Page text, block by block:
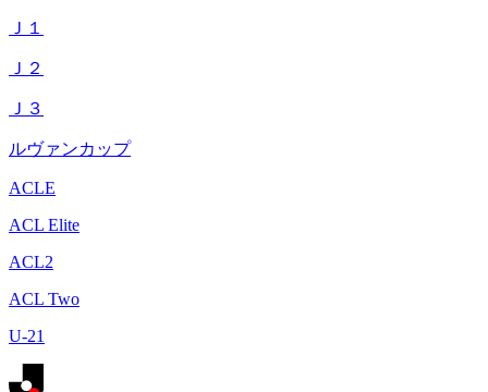
Ｊ１
Ｊ２
Ｊ３
ルヴァンカップ
ACLE
ACL Elite
ACL2
ACL Two
U-21